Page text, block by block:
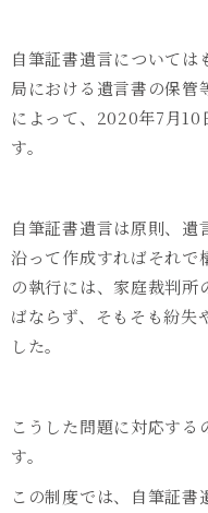
自筆証書遺言については
局における遺言書の保管
によって、2020年7月10
す。
自筆証書遺言は原則、遺
沿って作成すればそれで
の執行には、家庭裁判
ばならず、そもそも紛失
した。
こうした問題に対応す
す。
この制度では、自筆証